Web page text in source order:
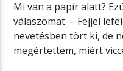
Mi van a papír alatt?
válaszomat. – Fejjel
nevetésben tört ki, de
megértettem, miért